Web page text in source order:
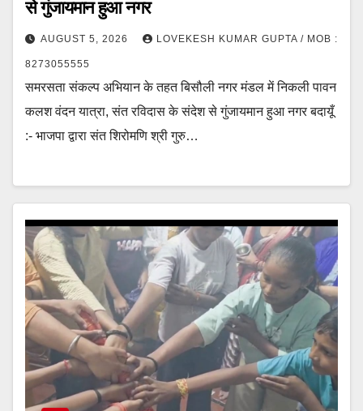
से गुंजायमान हुआ नगर
AUGUST 5, 2026 LOVEKESH KUMAR GUPTA / MOB :
8273055555
समरसता संकल्प अभियान के तहत बिसौली नगर मंडल में निकली पावन
कलश वंदन यात्रा, संत रविदास के संदेश से गुंजायमान हुआ नगर बदायूँ
:- भाजपा द्वारा संत शिरोमणि श्री गुरु…